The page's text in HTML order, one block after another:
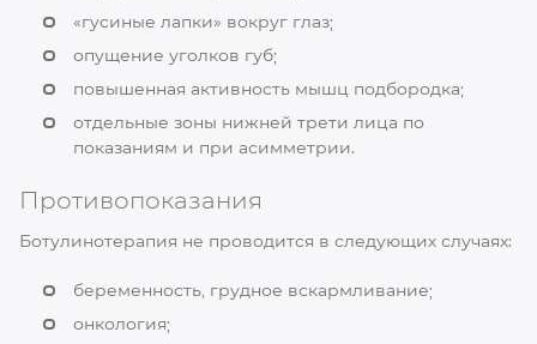
«гусиные лапки» вокруг глаз;
опущение уголков губ;
повышенная активность мышц подбородка;
отдельные зоны нижней трети лица по
показаниям и при асимметрии.
Противопоказания
Ботулинотерапия не проводится в следующих случаях:
беременность, грудное вскармливание;
онкология;